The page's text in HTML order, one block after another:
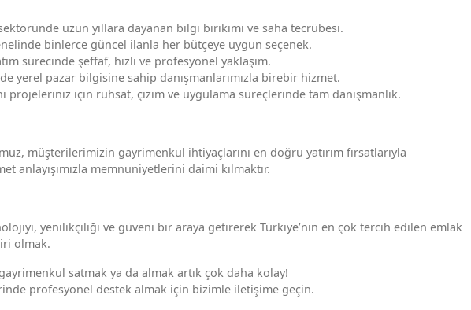
uzun yıllara dayanan bilgi birikimi ve saha tecrübesi.
binlerce güncel ilanla her bütçeye uygun seçenek.
sürecinde şeffaf, hızlı ve profesyonel yaklaşım.
yerel pazar bilgisine sahip danışmanlarımızla birebir hizmet.
projeleriniz için ruhsat, çizim ve uygulama süreçlerinde tam danışmanlık.
müşterilerimizin gayrimenkul ihtiyaçlarını en doğru yatırım fırsatlarıyla
anlayışımızla memnuniyetlerini daimi kılmaktır.
yenilikçiliği ve güveni bir araya getirerek Türkiye’nin en çok tercih edilen emlak
olmak.
satmak ya da almak artık çok daha kolay!
profesyonel destek almak için bizimle iletişime geçin.